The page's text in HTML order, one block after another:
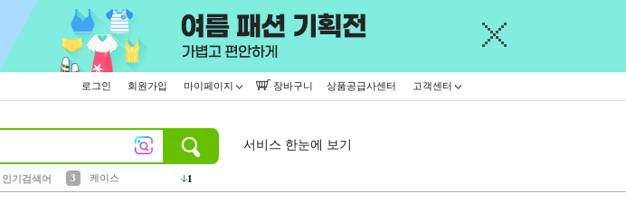
로그인 회원가입 마이페이지 장바구니 상품공급사센터 고객센터
인기검색어
4
파우치 3
서비스 한눈에 보기